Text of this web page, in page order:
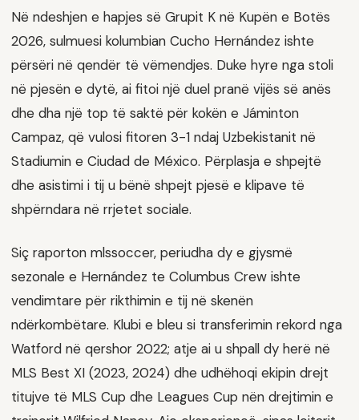
Në ndeshjen e hapjes së Grupit K në Kupën e Botës
2026, sulmuesi kolumbian Cucho Hernández ishte
përsëri në qendër të vëmendjes. Duke hyre nga stoli
në pjesën e dytë, ai fitoi një duel pranë vijës së anës
dhe dha një top të saktë për kokën e Jáminton
Campaz, që vulosi fitoren 3-1 ndaj Uzbekistanit në
Stadiumin e Ciudad de México. Përplasja e shpejtë
dhe asistimi i tij u bënë shpejt pjesë e klipave të
shpërndara në rrjetet sociale.
Siç raporton mlssoccer, periudha dy e gjysmë
sezonale e Hernández te Columbus Crew ishte
vendimtare për rikthimin e tij në skenën
ndërkombëtare. Klubi e bleu si transferimin rekord nga
Watford në qershor 2022; atje ai u shpall dy herë në
MLS Best XI (2023, 2024) dhe udhëhoqi ekipin drejt
titujve të MLS Cup dhe Leagues Cup nën drejtimin e